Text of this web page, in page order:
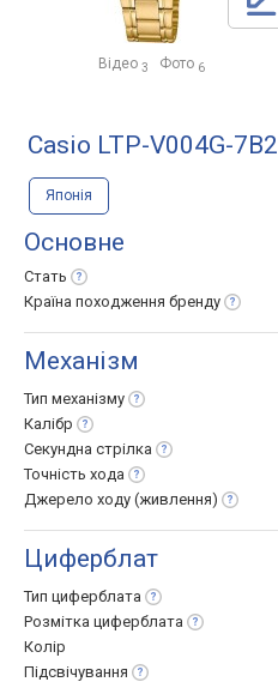
Відео 3 Фото 6
Casio LTP-V004G-7B2
Японія
Основне
Стать
Країна походження бренду
Механізм
Тип механізму
Калібр
Секундна стрілка
Точність хода
Джерело ходу (живлення)
Циферблат
Тип циферблата
Розмітка циферблата
Колір
Підсвічування